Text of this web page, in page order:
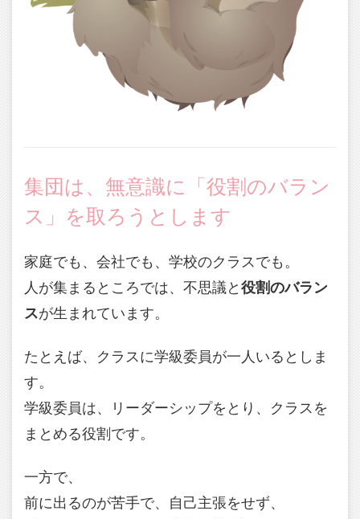
集団は、無意識に「役割のバラン
ス」を取ろうとします
家庭でも、会社でも、学校のクラスでも。
人が集まるところでは、不思議と 役割のバラン
スが生まれています。
たとえば、クラスに学級委員が一人いるとしま
す。
学級委員は、リーダーシップをとり、クラスを
まとめる役割です。
一方で、
前に出るのが苦手で、自己主張をせず、